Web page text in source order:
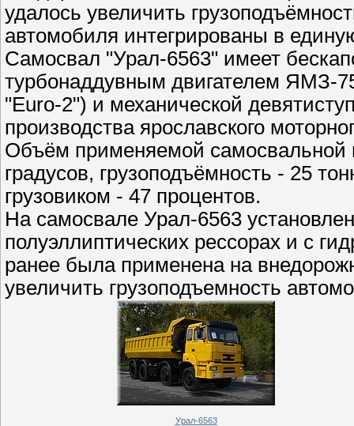
удалось увеличить
автомобиля интегрированы в
Самосвал "Урал-6563" имеет
турбонаддувным двигателем ЯМЗ-
"Euro-2") и механической
производства ярославского
Объём применяемой самосвальной
градусов, грузоподъёмность - 25
грузовиком - 47 процентов.
На самосвале Урал-6563
полуэллиптических рессорах и с
ранее была применена на
увеличить грузоподъемность
Урал-6563